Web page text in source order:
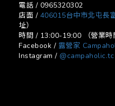
電話 / 0965320302
店面 / 406015台中市北屯長
址）
時間 / 13:00-19:00 （營業時
Facebook / 露營家
Instagram / @campaholic.tc